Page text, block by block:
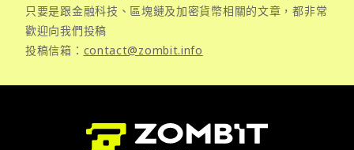
只要是跟金融科技、區塊鏈及加密貨幣相關的文章，都非常
歡迎向我們投稿
投稿信箱： contact@zombit.info